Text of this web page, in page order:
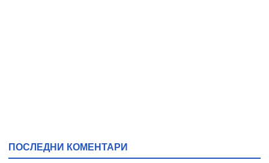
ПОСЛЕДНИ КОМЕНТАРИ